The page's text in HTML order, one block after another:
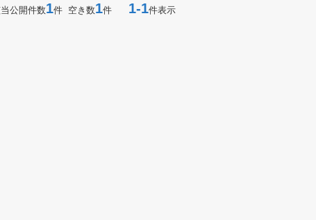
公開件数1件 空き数1件 1-1件表示